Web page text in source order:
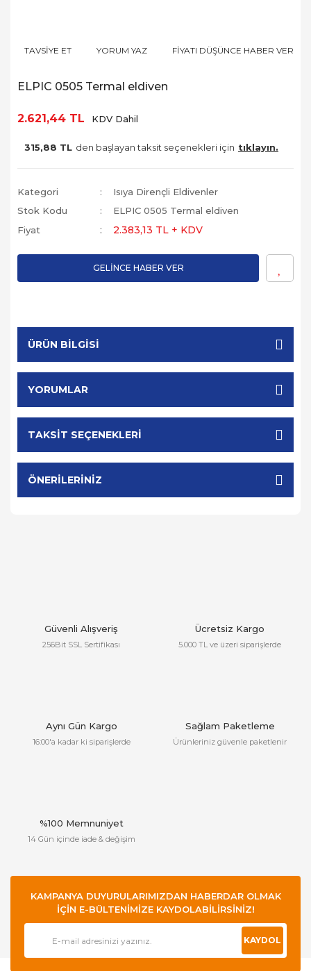
TAVSİYE ET YORUM YAZ FİYATI DÜŞÜNCE HABER VER
ELPIC 0505 Termal eldiven
2.621,44 TL KDV Dahil
315,88 TL den başlayan taksit seçenekleri için tıklayın.
Kategori
Isıya Dirençli Eldivenler
Stok Kodu
ELPIC 0505 Termal eldiven
Fiyat
2.383,13 TL + KDV
GELİNCE HABER VER
ÜRÜN BILGISI
YORUMLAR
TAKSIT SEÇENEKLERI
ÖNERILERINIZ
Güvenli Alışveriş
256Bit SSL Sertifikası
Ücretsiz Kargo
5.000 TL ve üzeri siparişlerde
Aynı Gün Kargo
16:00'a kadar ki siparişlerde
Sağlam Paketleme
Ürünleriniz güvenle paketlenir
%100 Memnuniyet
14 Gün içinde iade & değişim
KAMPANYA DUYURULARIMIZDAN HABERDAR OLMAK
İÇİN E-BÜLTENİMİZE KAYDOLABİLİRSİNİZ!
KAYDOL